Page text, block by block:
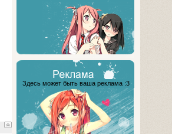
Здесь может быть ваша реклама :3